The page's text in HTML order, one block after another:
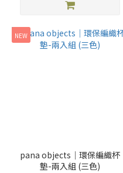
NEW
pana objects｜環保編織杯
墊-兩入組 (三色)